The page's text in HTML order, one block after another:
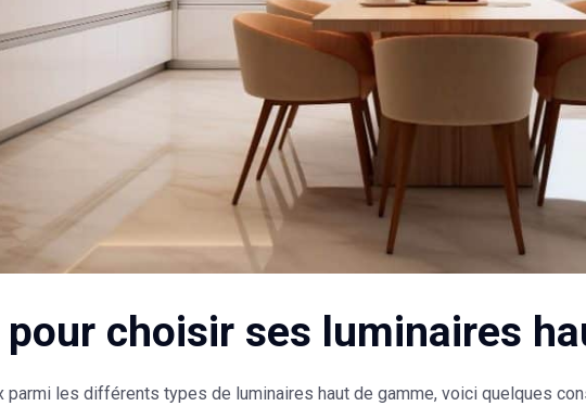
choisir ses luminaires
parmi les différents types de luminaires haut de gamme, voici quelques